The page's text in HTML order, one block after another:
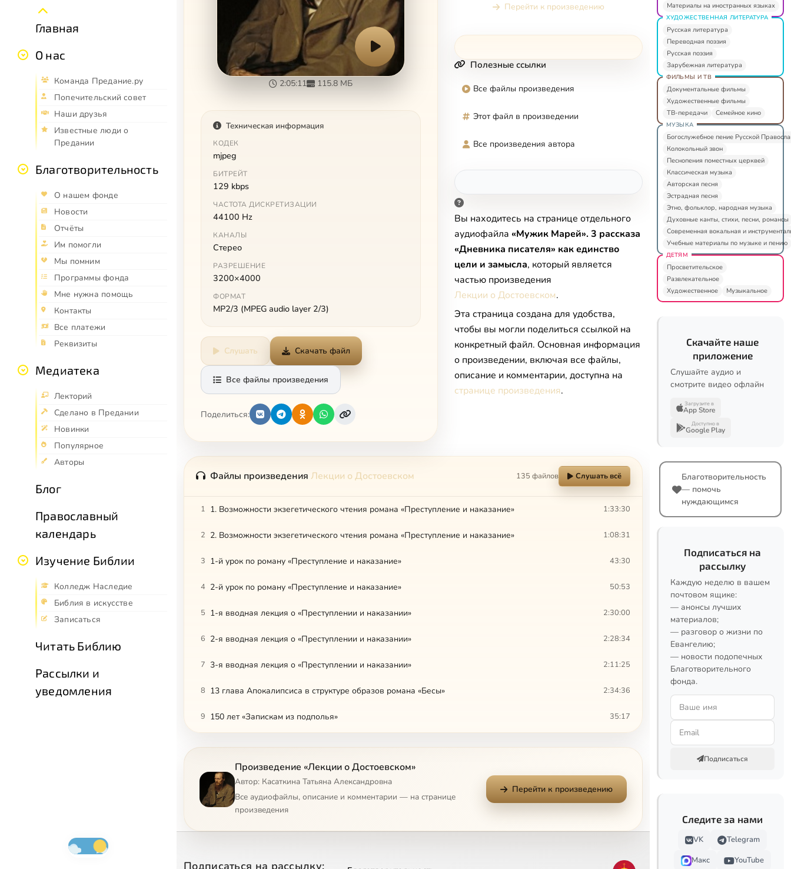
Главная
О нас
Команда Предание.ру
Попечительский совет
Наши друзья
Известные люди о
Предании
Благотворительность
О нашем фонде
Новости
Отчёты
Им помогли
Мы помним
Программы фонда
Мне нужна помощь
Контакты
Все платежи
Реквизиты
Медиатека
Лекторий
Сделано в Предании
Новинки
Популярное
Авторы
Блог
Православный
календарь
Изучение Библии
Колледж Наследие
Библия в искусстве
Записаться
Читать Библию
Рассылки и
уведомления
2:05:11 115.8 МБ
Техническая информация
КОДЕК
mjpeg
БИТРЕЙТ
129 kbps
ЧАСТОТА ДИСКРЕТИЗАЦИИ
44100 Hz
КАНАЛЫ
Стерео
РАЗРЕШЕНИЕ
3200×4000
ФОРМАТ
MP2/3 (MPEG audio layer 2/3)
Слушать Скачать файл
Все файлы произведения
Поделиться:
богословским и...
Перейти к произведению
Полезные ссылки
Все файлы произведения
Этот файл в произведении
Все произведения автора
Вы находитесь на странице отдельного
аудиофайла «Мужик Марей». 3 рассказа
«Дневника писателя» как единство
цели и замысла, который является
частью произведения
Лекции о Достоевском.
Эта страница создана для удобства,
чтобы вы могли поделиться ссылкой на
конкретный файл. Основная информация
о произведении, включая все файлы,
описание и комментарии, доступна на
странице произведения.
Файлы произведения Лекции о Достоевском 135 файлов Слушать всё
1 1. Возможности экзегетического чтения романа «Преступление и наказание» 1:33:30
2 2. Возможности экзегетического чтения романа «Преступление и наказание» 1:08:31
3 1-й урок по роману «Преступление и наказание» 43:30
4 2-й урок по роману «Преступление и наказание» 50:53
5 1-я вводная лекция о «Преступлении и наказании» 2:30:00
6 2-я вводная лекция о «Преступлении и наказании» 2:28:34
7 3-я вводная лекция о «Преступлении и наказании» 2:11:25
8 13 глава Апокалипсиса в структуре образов романа «Бесы» 2:34:36
9 150 лет «Запискам из подполья» 35:17
Анагогическая история в «Неточке Незвановой»
12 «Аполлон» и «мышь»: «Записки из подполья» 31:41
Произведение «Лекции о Достоевском»
Автор: Касаткина Татьяна Александровна
Все аудиофайлы, описание и комментарии — на странице
произведения
Перейти к произведению
Подписаться на рассылку:
Материалы на иностранных языках
ХУДОЖЕСТВЕННАЯ ЛИТЕРАТУРА
Русская литература
Переводная поэзия
Русская поэзия
Зарубежная литература
ФИЛЬМЫ И ТВ
Документальные фильмы
Художественные фильмы
ТВ-передачи
Семейное кино
МУЗЫКА
Богослужебное пение Русской
Колокольный звон
Песнопения поместных церквей
Классическая музыка
Авторская песня
Эстрадная песня
Этно, фольклор, народная музыка
Духовные канты, стихи, песни, романсы
Современная вокальная и
Учебные материалы по музыке и пению
ДЕТЯМ
Просветительское
Развлекательное
Художественное
Музыкальное
Скачайте наше
приложение
Слушайте аудио и
смотрите видео офлайн
Загрузите в
App Store
Доступно в
Google Play
Благотворительность
— помочь
нуждающимся
Подписаться на
рассылку
Каждую неделю в вашем
почтовом ящике:
— анонсы лучших
материалов;
— разговор о жизни по
Евангелию;
— новости подопечных
Благотворительного
фонда.
Подписаться
Следите за нами
VK
Telegram
Макс
YouTube